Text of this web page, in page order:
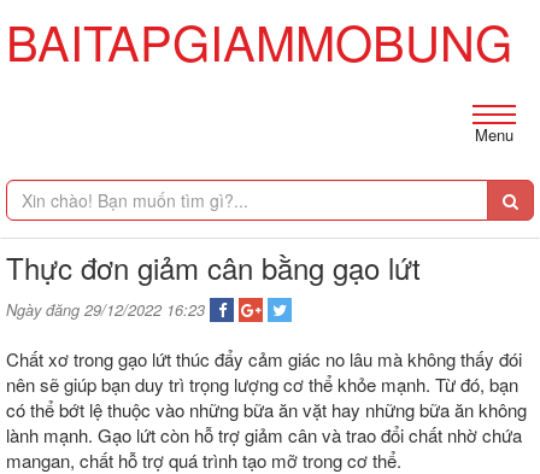
BAITAPGIAMMOBUNG
Menu
Thực đơn giảm cân bằng gạo lứt
Ngày đăng 29/12/2022 16:23
Chất xơ trong gạo lứt thúc đẩy cảm giác no lâu mà không thấy đói
nên sẽ giúp bạn duy trì trọng lượng cơ thể khỏe mạnh. Từ đó, bạn
có thể bớt lệ thuộc vào những bữa ăn vặt hay những bữa ăn không
lành mạnh. Gạo lứt còn hỗ trợ giảm cân và trao đổi chất nhờ chứa
mangan, chất hỗ trợ quá trình tạo mỡ trong cơ thể.